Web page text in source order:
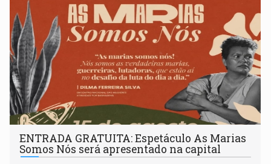
ENTRADA GRATUITA: Espetáculo As Marias
Somos Nós será apresentado na capital